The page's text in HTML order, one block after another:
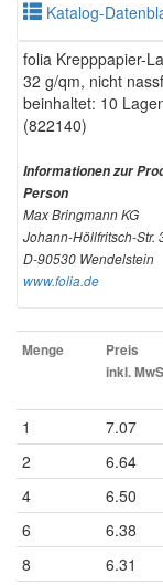
Katalog-
folia Krepppapier-
32 g/qm, nicht
beinhaltet: 10
(822140)
Informationen zur
Person
Max Bringmann KG
Johann-Höllfritsch-Str.
D-90530 Wendelstein
www.folia.de
Menge
Preis
inkl.
1 7.07
2 6.64
4 6.50
6 6.38
8 6.31